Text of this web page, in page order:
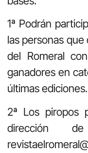
1ª Podrán
las personas
del Romeral
ganadores en
últimas ediciones.
2ª Los piropos
dirección